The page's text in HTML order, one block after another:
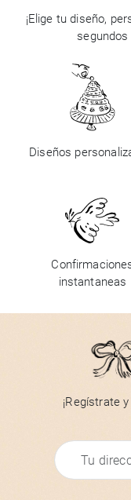
¡Elige tu diseño,
Diseños
instantaneas
¡Regístrate